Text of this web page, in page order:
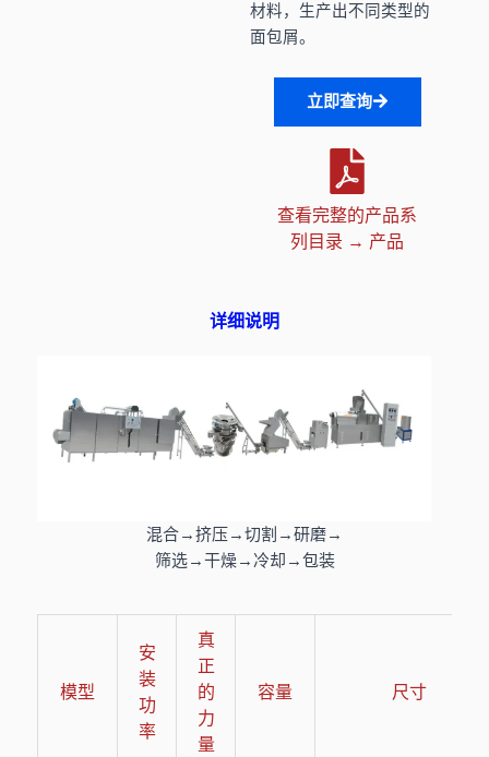
材料，生产出不同类型的
面包屑。
立即查询
查看完整的产品系
列目录 → 产品
详细说明
混合→挤压→切割→研磨→
筛选→干燥→冷却→包装
模型
安
装
功
率
真
正
的
力
量
容量 尺寸